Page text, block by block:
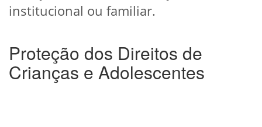
institucional ou familiar.
Proteção dos Direitos de
Crianças e Adolescentes